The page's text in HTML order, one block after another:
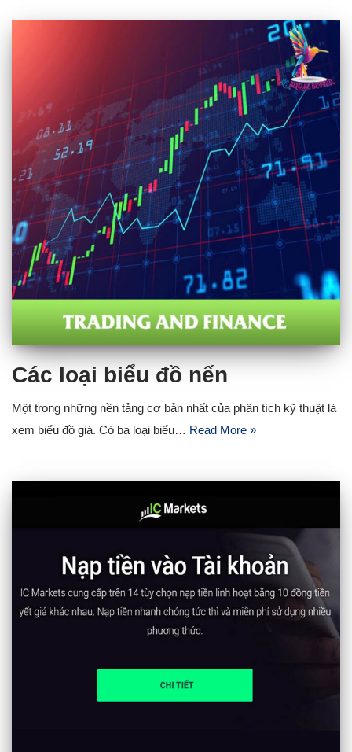
Các loại biểu đồ nến
Một trong những nền tảng cơ bản nhất của phân tích kỹ thuật là
xem biểu đồ giá. Có ba loại biểu… Read More »